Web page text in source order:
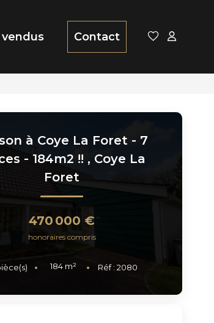
vendus Contact
à Coye La Foret - 7
- 184m2 !! , Coye La
Foret
470 000 €
honoraires compris
184 m² Réf :2080